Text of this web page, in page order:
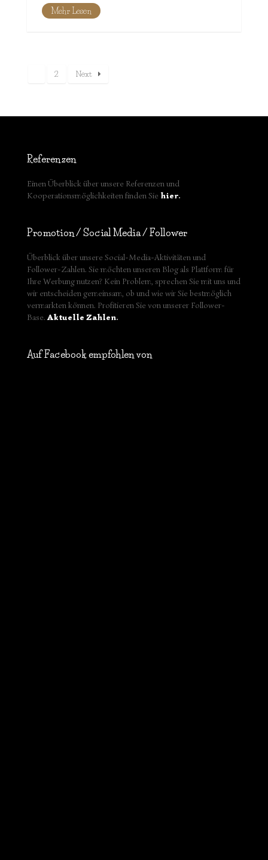
Mehr Lesen
2 Next
Referenzen
Einen Überblick über unsere Referenzen und
Kooperationsmöglichkeiten finden Sie hier.
Promotion / Social Media / Follower
Überblick über unsere Social-Media-Aktivitäten und
Follower-Zahlen. Sie möchten unseren Blog als Plattform für
Ihre Werbung nutzen? Kein Problem, sprechen Sie mit uns und
wir entscheiden gemeinsam, ob und wie wir Sie bestmöglich
vermarkten können. Profitieren Sie von unserer Follower-
Base. Aktuelle Zahlen.
Auf Facebook empfohlen von